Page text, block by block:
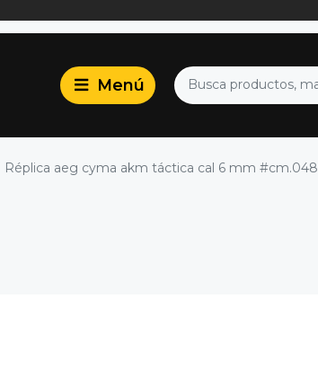
Réplica aeg cyma akm táctica cal 6 mm #cm.048